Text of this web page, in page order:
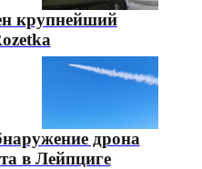
крупнейший
дрона
в Лейпциге